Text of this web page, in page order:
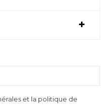
et la politique de